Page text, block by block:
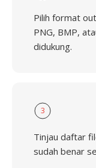
Pilih format
PNG, BMP,
didukung.
3
Tinjau daftar
sudah benar